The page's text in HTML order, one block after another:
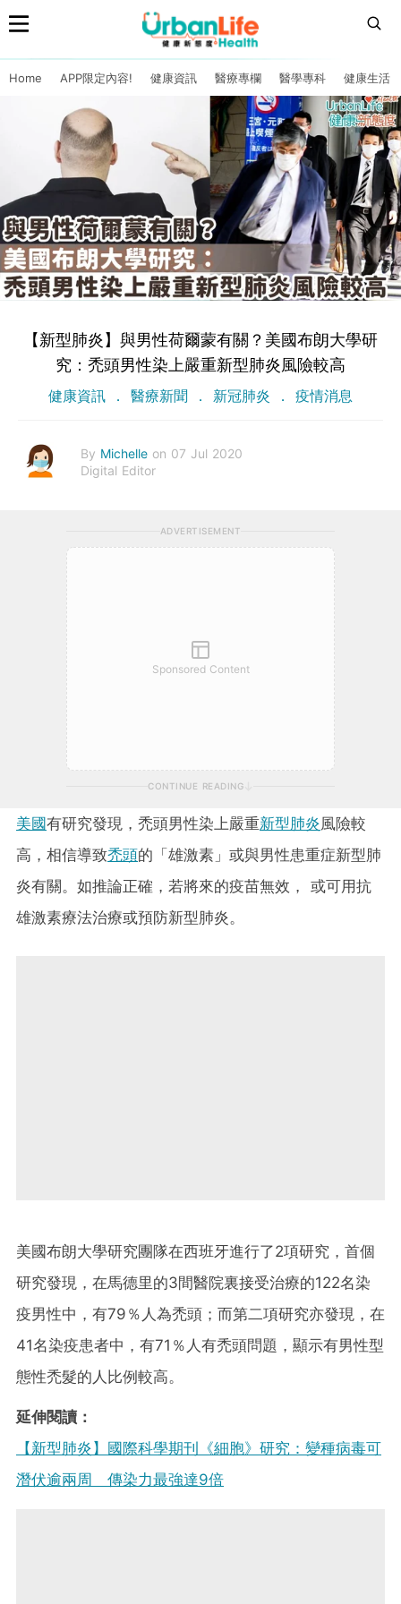
Home APP限定內容! 健康資訊 醫療專欄 醫學專科 健康生活
【新型肺炎】與男性荷爾蒙有關？美國布朗大學研
究：禿頭男性染上嚴重新型肺炎風險較高
健康資訊 醫療新聞 新冠肺炎 疫情消息
By Michelle on 07 Jul 2020
Digital Editor
ADVERTISEMENT
Sponsored Content
CONTINUE READING
美國有研究發現，禿頭男性染上嚴重新型肺炎風險較
高，相信導致禿頭的「雄激素」或與男性患重症新型肺
炎有關。如推論正確，若將來的疫苗無效， 或可用抗
雄激素療法治療或預防新型肺炎。
美國布朗大學研究團隊在西班牙進行了2項研究，首個
研究發現，在馬德里的3間醫院裏接受治療的122名染
疫男性中，有79％人為禿頭；而第二項研究亦發現，在
41名染疫患者中，有71％人有禿頭問題，顯示有男性型
態性禿髮的人比例較高。
延伸閱讀：
【新型肺炎】國際科學期刊《細胞》研究：變種病毒可
潛伏逾兩周 傳染力最強達9倍